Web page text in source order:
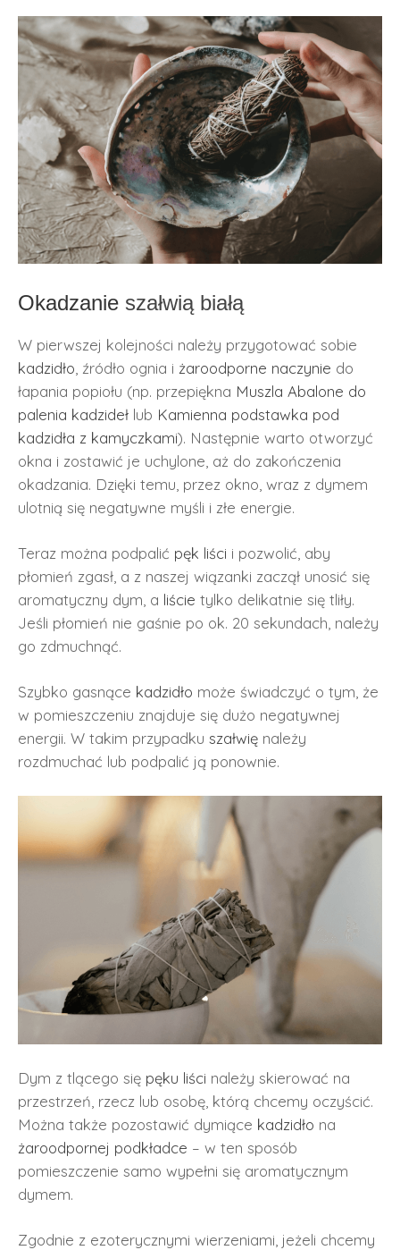
Okadzanie szałwią białą
W pierwszej kolejności należy przygotować sobie
kadzidło, źródło ognia i żaroodporne naczynie do
łapania popiołu (np. przepiękna Muszla Abalone do
palenia kadzideł lub Kamienna podstawka pod
kadzidła z kamyczkami). Następnie warto otworzyć
okna i zostawić je uchylone, aż do zakończenia
okadzania. Dzięki temu, przez okno, wraz z dymem
ulotnią się negatywne myśli i złe energie.
Teraz można podpalić pęk liści i pozwolić, aby
płomień zgasł, a z naszej wiązanki zaczął unosić się
aromatyczny dym, a liście tylko delikatnie się tliły.
Jeśli płomień nie gaśnie po ok. 20 sekundach, należy
go zdmuchnąć.
Szybko gasnące kadzidło może świadczyć o tym, że
w pomieszczeniu znajduje się dużo negatywnej
energii. W takim przypadku szałwię należy
rozdmuchać lub podpalić ją ponownie.
Dym z tlącego się pęku liści należy skierować na
przestrzeń, rzecz lub osobę, którą chcemy oczyścić.
Można także pozostawić dymiące kadzidło na
żaroodpornej podkładce – w ten sposób
pomieszczenie samo wypełni się aromatycznym
dymem.
Zgodnie z ezoterycznymi wierzeniami, jeżeli chcemy